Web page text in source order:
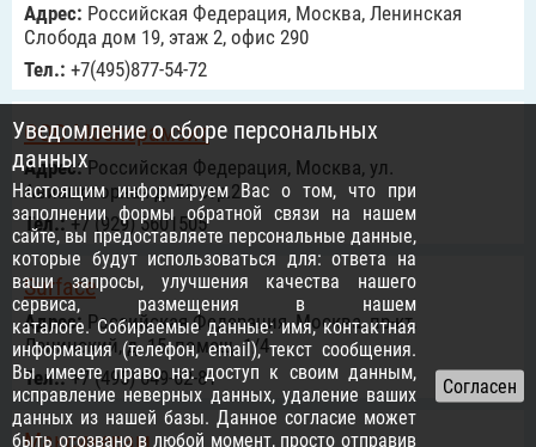
Адрес: Российcкая Федерация, Москва, Ленинская
Слобода дом 19, этаж 2, офис 290
Тел.: +7(495)877-54-72
ООО Москерамзит
Адрес:Российcкая Федерация, Москва, ул.
Авиамоторная д. 50 стр.2
Тел.:+7 (929) 5601505
Surface
Адрес:Российcкая Федерация, Москва, пр-кт.
Ленинский, д. 15, помещ. 1/4
Тел.:‭+7 (495) 649-62-81‬
Максикерам
Уведомление о сборе персональных
данных
Настоящим информируем Вас о том, что при
заполнении формы обратной связи на нашем
сайте, вы предоставляете персональные данные,
которые будут использоваться для: ответа на
ваши запросы, улучшения качества нашего
сервиса, размещения в нашем
каталоге. Собираемые данные: имя, контактная
информация (телефон, email), текст сообщения.
Вы имеете право на: доступ к своим данным,
исправление неверных данных, удаление ваших
данных из нашей базы. Данное согласие может
быть отозвано в любой момент, просто отправив